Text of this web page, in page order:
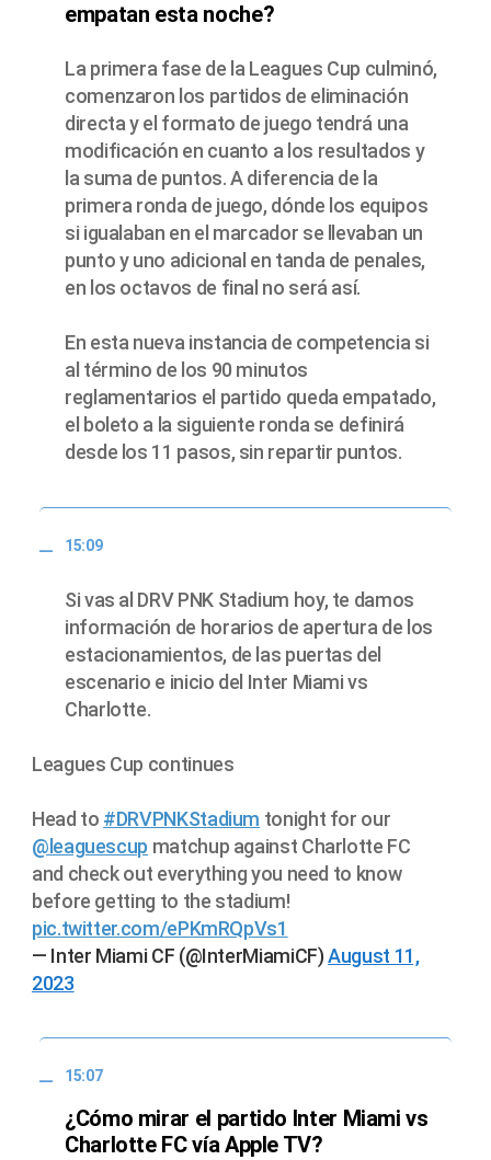
empatan esta noche?
La primera fase de la Leagues Cup culminó,
comenzaron los partidos de eliminación
directa y el formato de juego tendrá una
modificación en cuanto a los resultados y
la suma de puntos. A diferencia de la
primera ronda de juego, dónde los equipos
si igualaban en el marcador se llevaban un
punto y uno adicional en tanda de penales,
en los octavos de final no será así.
En esta nueva instancia de competencia si
al término de los 90 minutos
reglamentarios el partido queda empatado,
el boleto a la siguiente ronda se definirá
desde los 11 pasos, sin repartir puntos.
15:09
Si vas al DRV PNK Stadium hoy, te damos
información de horarios de apertura de los
estacionamientos, de las puertas del
escenario e inicio del Inter Miami vs
Charlotte.
Leagues Cup continues
Head to #DRVPNKStadium tonight for our
@leaguescup matchup against Charlotte FC
and check out everything you need to know
before getting to the stadium!
pic.twitter.com/ePKmRQpVs1
— Inter Miami CF (@InterMiamiCF)August 11,
2023
15:07
¿Cómo mirar el partido Inter Miami vs
Charlotte FC vía Apple TV?